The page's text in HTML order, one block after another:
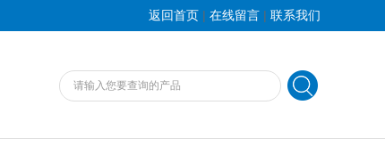
返回首页 | 在线留言 | 联系我们